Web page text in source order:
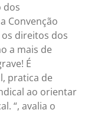
dos
Convenção
direitos dos
a mais de
É
pratica de
ao orientar
“, avalia o